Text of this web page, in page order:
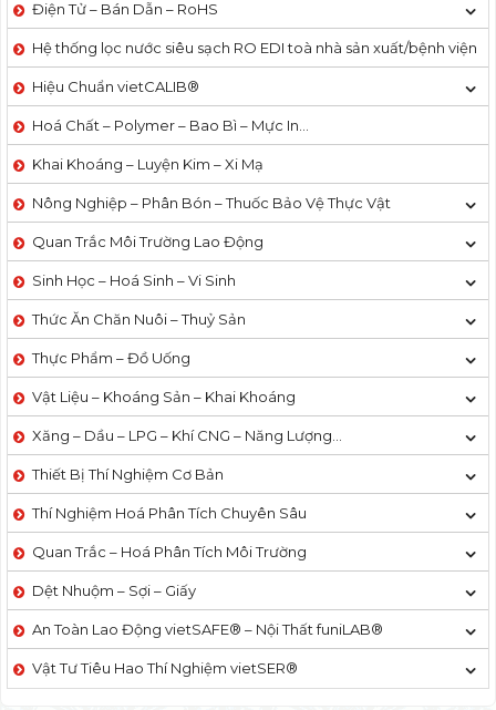
Điện Tử – Bán Dẫn – RoHS
Hệ thống lọc nước siêu sạch RO EDI​​ toà nhà sản xuất/bệnh viện
Hiệu Chuẩn vietCALIB®
Hoá Chất – Polymer – Bao Bì – Mực In…
Khai Khoáng – Luyện Kim – Xi Mạ
Nông Nghiệp – Phân Bón – Thuốc Bảo Vệ Thực Vật
Quan Trắc Môi Trường Lao Động
Sinh Học – Hoá Sinh – Vi Sinh
Thức Ăn Chăn Nuôi – Thuỷ Sản
Thực Phẩm – Đồ Uống
Vật Liệu – Khoáng Sản – Khai Khoáng
Xăng – Dầu – LPG – Khí CNG – Năng Lượng…
Thiết Bị Thí Nghiệm Cơ Bản
Thí Nghiệm Hoá Phân Tích Chuyên Sâu
Quan Trắc – Hoá Phân Tích Môi Trường
Dệt Nhuộm – Sợi – Giấy
An Toàn Lao Động vietSAFE® – Nội Thất funiLAB®
Vật Tư Tiêu Hao Thí Nghiệm vietSER®